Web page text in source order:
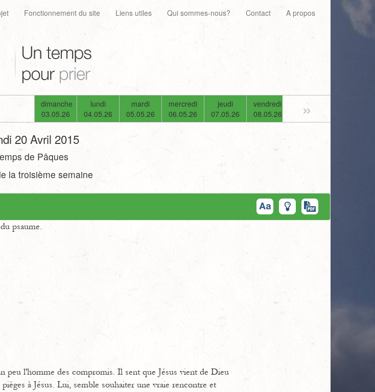
Fonctionnement du site Liens utiles Qui sommes-nous? Contact A propos
dimanche
03.05.26
lundi
04.05.26
mardi
05.05.26
mercredi
06.05.26
jeudi
07.05.26
vendredi
08.05.26
09.05.26
»
20 Avril 2015
de Pâques
la troisième semaine
psaume.
peu l'homme des compromis. Il sent que Jésus vient de Dieu
à Jésus. Lui, semble souhaiter une vraie rencontre et